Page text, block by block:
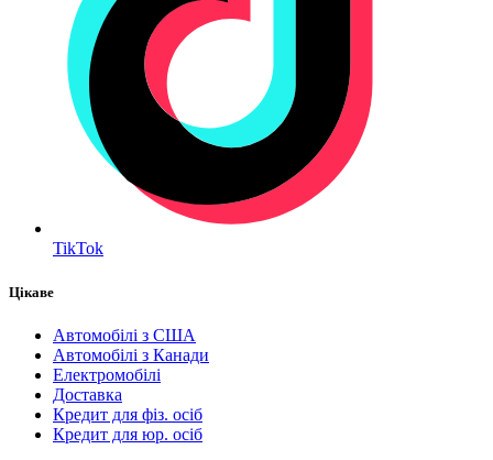
TikTok
Цікаве
Автомобілі з США
Автомобілі з Канади
Електромобілі
Доставка
Кредит для фіз. осіб
Кредит для юр. осіб